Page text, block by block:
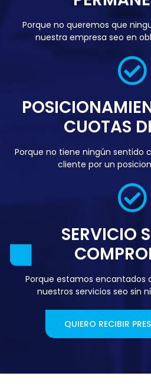
Porque no queremos que
nuestra empresa seo en
CUOTAS
Porque no tiene ningún sentido
cliente por un
SERVICIO
Porque estamos encantados
nuestros servicios seo sin
QUIERO RECIBIR